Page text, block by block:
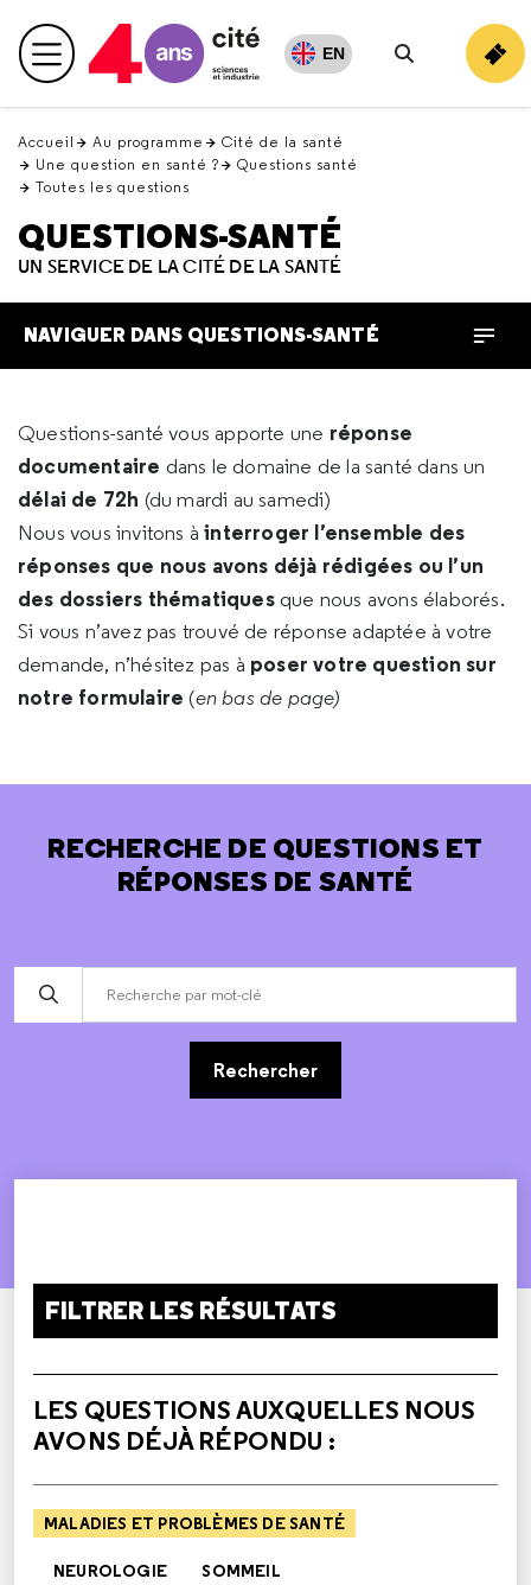
en
haut Menu principal EN
Rechercher
Accueil Au programme
Cité de la santé
Une question en santé ?
Questions santé
Toutes les questions
QUESTIONS-SANTÉ
UN SERVICE DE LA CITÉ DE LA SANTÉ
NAVIGUER DANS QUESTIONS-SANTÉ
Questions-santé vous apporte une réponse
documentaire dans le domaine de la santé dans un
délai de 72h (du mardi au samedi)
Nous vous invitons àinterroger l’ensemble des
réponses que nous avons déjà rédigées ou l’un
des dossiers thématiques que nous avons élaborés.
Si vous n’avez pas trouvé de réponse adaptée à votre
demande, n’hésitez pas à poser votre question sur
notre formulaire (en bas de page)
RECHERCHE DE QUESTIONS ET
RÉPONSES DE SANTÉ
Rechercher
FILTRER LES RÉSULTATS
LES QUESTIONS AUXQUELLES NOUS
AVONS DÉJÀ RÉPONDU :
MALADIES ET PROBLÈMES DE SANTÉ
NEUROLOGIE SOMMEIL